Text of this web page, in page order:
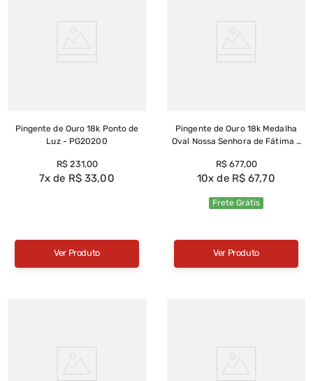
Pingente de Ouro 18k Ponto de
Luz - PG20200
R$ 231,00
7 R$ 33,00
Ver Produto
Pingente de Ouro 18k Medalha
Oval Nossa Senhora de Fátima -
R$ 677,00
10 R$ 67,70
Frete Grátis
Ver Produto